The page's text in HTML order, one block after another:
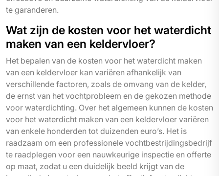
te garanderen.
Wat zijn de kosten voor het waterdicht
maken van een keldervloer?
Het bepalen van de kosten voor het waterdicht maken
van een keldervloer kan variëren afhankelijk van
verschillende factoren, zoals de omvang van de kelder,
de ernst van het vochtprobleem en de gekozen methode
voor waterdichting. Over het algemeen kunnen de kosten
voor het waterdicht maken van een keldervloer variëren
van enkele honderden tot duizenden euro’s. Het is
raadzaam om een professionele vochtbestrijdingsbedrijf
te raadplegen voor een nauwkeurige inspectie en offerte
op maat, zodat u een duidelijk beeld krijgt van de